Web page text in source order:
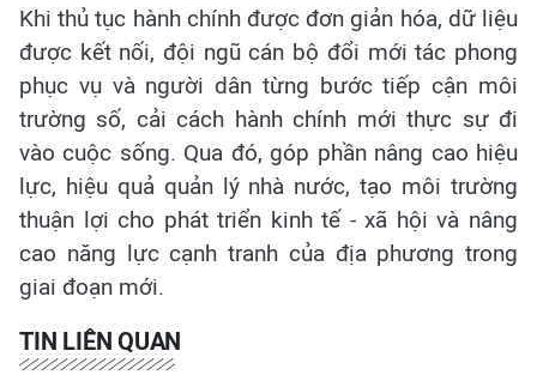
Khi thủ tục hành chính được đơn giản hóa, dữ liệu
được kết nối, đội ngũ cán bộ đổi mới tác phong
phục vụ và người dân từng bước tiếp cận môi
trường số, cải cách hành chính mới thực sự đi
vào cuộc sống. Qua đó, góp phần nâng cao hiệu
lực, hiệu quả quản lý nhà nước, tạo môi trường
thuận lợi cho phát triển kinh tế - xã hội và nâng
cao năng lực cạnh tranh của địa phương trong
giai đoạn mới.
TIN LIÊN QUAN